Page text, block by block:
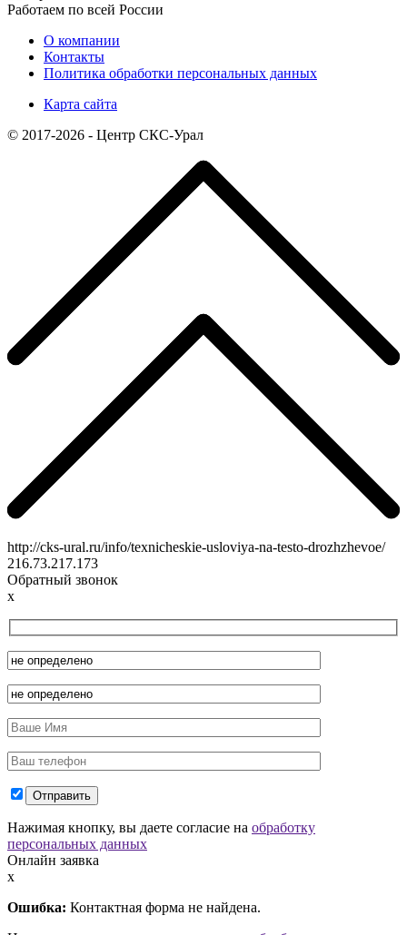
Работаем по всей России
О компании
Контакты
Политика обработки персональных данных
Карта сайта
© 2017-2026 - Центр СКС-Урал
http://cks-ural.ru/info/texnicheskie-usloviya-na-testo-drozhzhevoe/
216.73.217.173
Обратный звонок
x
Нажимая кнопку, вы даете согласие на обработку
персональных данных
Онлайн заявка
x
Ошибка: Контактная форма не найдена.